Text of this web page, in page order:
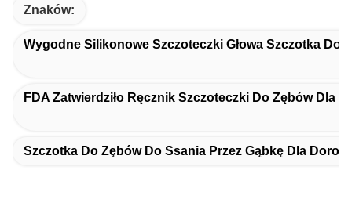
Znaków:
Wygodne Silikonowe Szczoteczki Głowa Szczotka Do
FDA Zatwierdziło Ręcznik Szczoteczki Do Zębów Dla
Szczotka Do Zębów Do Ssania Przez Gąbkę Dla